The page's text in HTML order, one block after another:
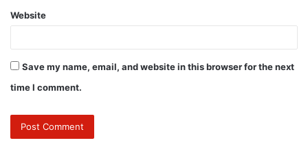
Website
Save my name, email, and website in this browser for the next
time I comment.